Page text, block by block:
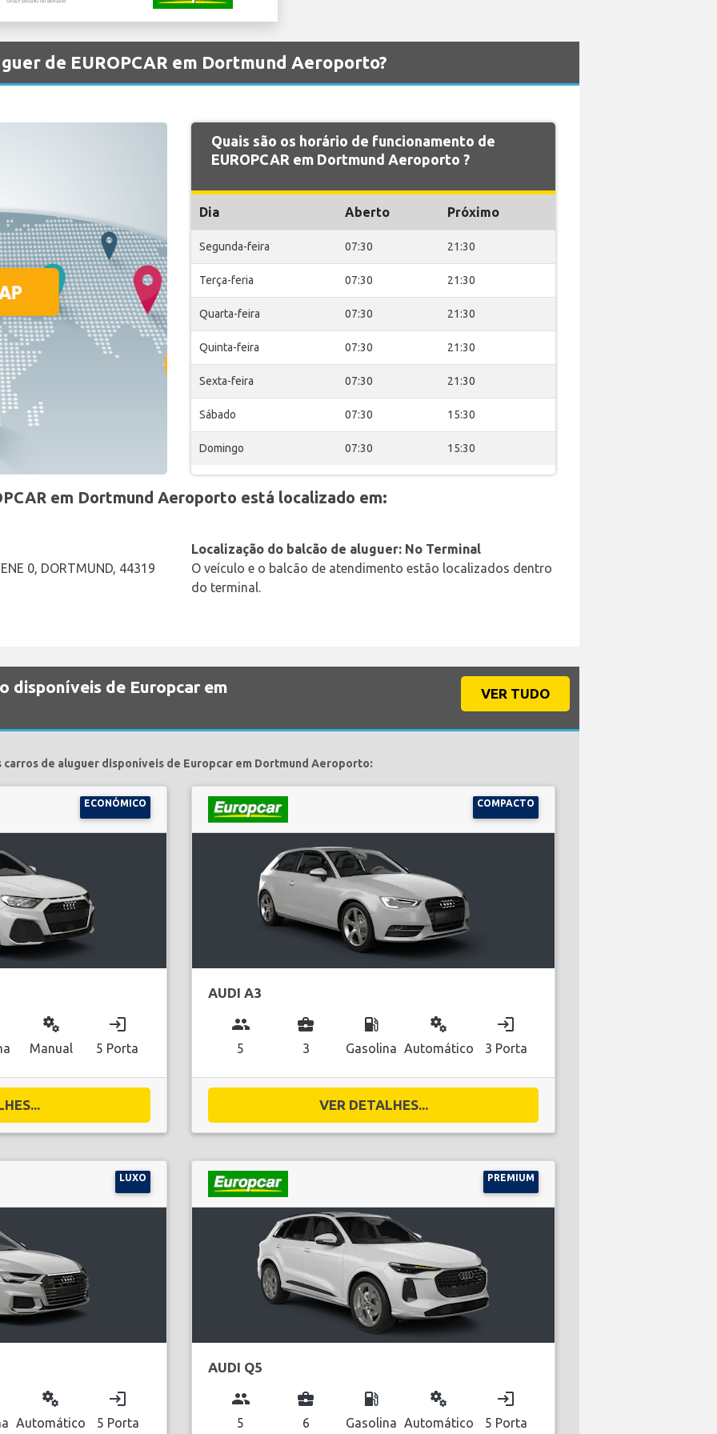
de EUROPCAR em Dortmund Aeroporto?
Quais são os horário de funcionamento de
EUROPCAR em Dortmund Aeroporto ?
Dia Aberto Próximo
Segunda-feira 07:30 21:30
Terça-feria 07:30 21:30
Quarta-feira 07:30 21:30
Quinta-feira 07:30 21:30
Sexta-feira 07:30 21:30
Sábado 07:30 15:30
Domingo 07:30 15:30
em Dortmund Aeroporto está localizado em:
0, DORTMUND, 44319
Localização do balcão de aluguer: No Terminal
O veículo e o balcão de atendimento estão localizados dentro
do terminal.
disponíveis de Europcar em
VER TUDO
carros de aluguer disponíveis de Europcar em Dortmund Aeroporto:
ECONÓMICO
miscellaneous_services
Manual
login
5 Porta
COMPACTO
AUDI A3
group
5
business_center
3
local_gas_station
Gasolina
miscellaneous_services
Automático
login
3 Porta
VER DETALHES...
LUXO
miscellaneous_services
Automático
login
5 Porta
PREMIUM
AUDI Q5
group
5
business_center
6
local_gas_station
Gasolina
miscellaneous_services
Automático
login
5 Porta